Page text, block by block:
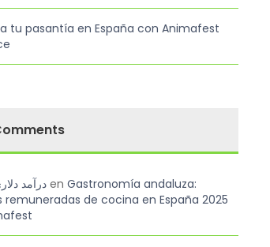
tu pasantía en España con Animafest
درآمد enGastronomía andaluza:
de cocina en España 2025